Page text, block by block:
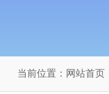
当前位置： 网站首页